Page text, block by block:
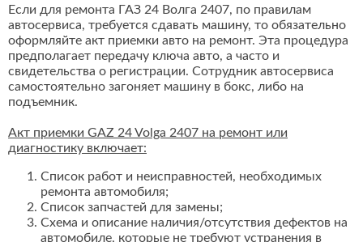
Если для ремонта ГАЗ 24 Волга 2407, по правилам
автосервиса, требуется сдавать машину, то обязательно
оформляйте акт приемки авто на ремонт. Эта процедура
предполагает передачу ключа авто, а часто и
свидетельства о регистрации. Сотрудник автосервиса
самостоятельно загоняет машину в бокс, либо на
подъемник.
Акт приемки GAZ 24 Volga 2407 на ремонт или
диагностику включает:
Список работ и неисправностей, необходимых
ремонта автомобиля;
Список запчастей для замены;
Схема и описание наличия/отсутствия дефектов на
автомобиле, которые не требуют устранения в